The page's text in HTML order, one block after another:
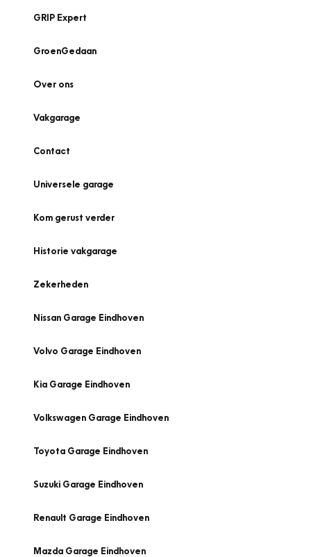
GRIP Expert
GroenGedaan
Over ons
Vakgarage
Contact
Universele garage
Kom gerust verder
Historie vakgarage
Zekerheden
Nissan Garage Eindhoven
Volvo Garage Eindhoven
Kia Garage Eindhoven
Volkswagen Garage Eindhoven
Toyota Garage Eindhoven
Suzuki Garage Eindhoven
Renault Garage Eindhoven
Mazda Garage Eindhoven